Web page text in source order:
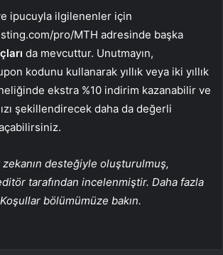
ipucuyla ilgilenenler için
pro/MTH adresinde başka
da mevcuttur. Unutmayın,
kodunu kullanarak yıllık veya iki yıllık
ekstra %10 indirim kazanabilir ve
şekillendirecek daha da değerli
zekanın desteğiyle oluşturulmuş,
tarafından incelenmiştir. Daha fazla
bölümümüze bakın.